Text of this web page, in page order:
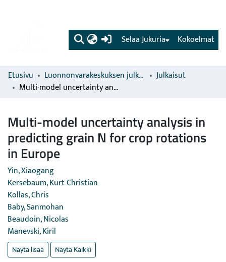
(current) Kokoelmat
Selaa Jukuria
Etusivu Luonnonvarakeskuksen julkaisut
Julkaisut
Multi-model uncertainty analysis in predicting grain N for crop rotations in Europe
Multi-model uncertainty analysis in
predicting grain N for crop rotations
in Europe
Yin, Xiaogang
Kersebaum, Kurt Christian
Kollas, Chris
Baby, Sanmohan
Beaudoin, Nicolas
Manevski, Kiril
Näytä lisää Näytä Kaikki